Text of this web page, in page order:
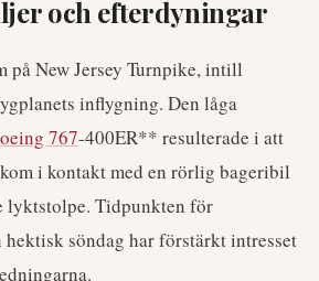
och efterdyningar
på New Jersey Turnpike, intill
inflygning. Den låga
767-400ER** resulterade i att
i kontakt med en rörlig bageribil
lyktstolpe. Tidpunkten för
söndag har förstärkt intresset